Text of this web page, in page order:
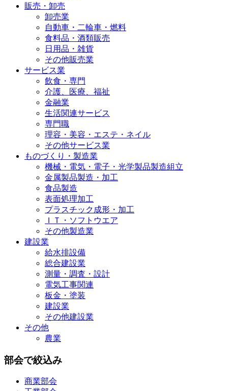
販売・卸売
卸売業
自動車・二輪車・燃料
食料品・酒類販売
日用品・雑貨
その他販売業
サービス業
飲食・専門
介護、医療、福祉
金融業
生活関連サービス
専門職
理容・美容・エステ・ネイル
その他サービス業
ものづくり・製造業
機械・電気・電子・光学製品製造組立
金属製品製造・加工
食品製造
表面処理加工
プラスチック成形・加工
ＩＴ・ソフトウエア
その他製造業
建設業
給水排設備
総合建設業
測量・調査・設計
電気工事関連
板金・塗装
建設業
その他建設業
その他
農業
部会で絞込み
商業部会